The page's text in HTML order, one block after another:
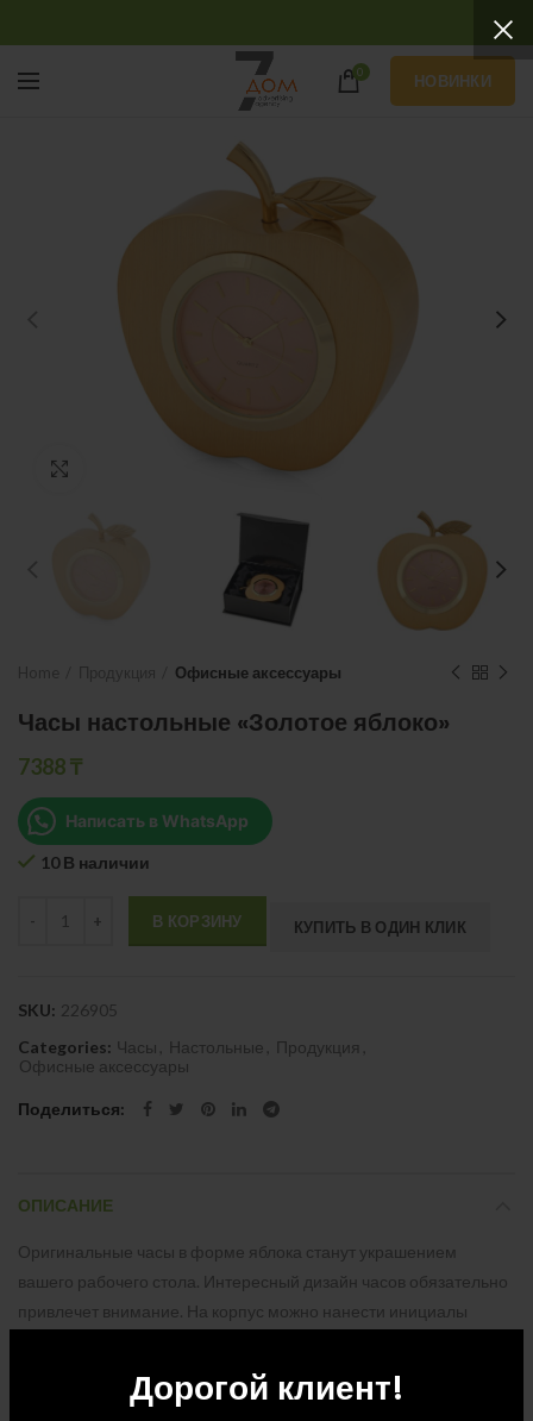
Дорогой клиент!
0 НОВИНКИ
Нажмите, чтобы увеличить
Офисные аксессуары
Часы настольные «Золотое яблоко»
7388₸
Написать в WhatsApp
10 В наличии
В КОРЗИНУ КУПИТЬ В ОДИН КЛИК
SKU: 226905
Categories: Часы Настольные Продукция
Офисные аксессуары
Поделиться
ОПИСАНИЕ
Оригинальные часы в форме яблока станут украшением
вашего рабочего стола. Интересный дизайн часов обязательно
привлечет внимание. На корпус можно нанести инициалы